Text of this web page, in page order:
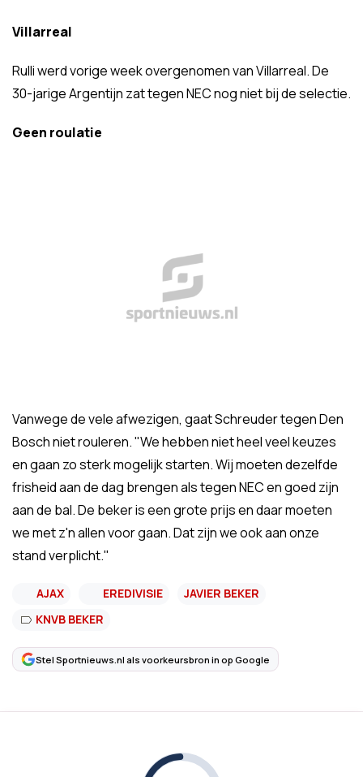
Villarreal
Rulli werd vorige week overgenomen van Villarreal. De
30-jarige Argentijn zat tegen NEC nog niet bij de selectie.
Geen roulatie
Vanwege de vele afwezigen, gaat Schreuder tegen Den
Bosch niet rouleren. "We hebben niet heel veel keuzes
en gaan zo sterk mogelijk starten. Wij moeten dezelfde
frisheid aan de dag brengen als tegen NEC en goed zijn
aan de bal. De beker is een grote prijs en daar moeten
we met z'n allen voor gaan. Dat zijn we ook aan onze
stand verplicht."
AJAX EREDIVISIE
JAVIER BEKER
KNVB BEKER
Stel Sportnieuws.nl als voorkeursbron in op Google